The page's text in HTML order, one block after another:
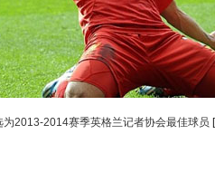
为2013-2014赛季英格兰记者协会最佳球员